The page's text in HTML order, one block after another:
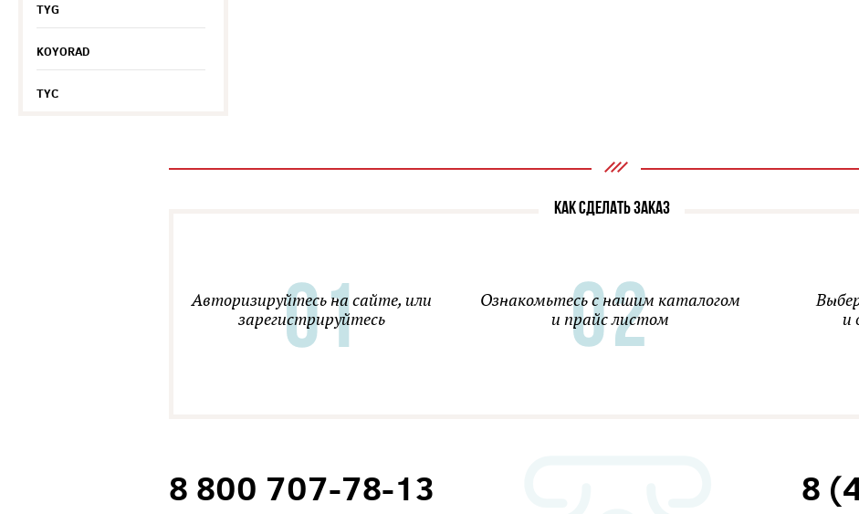
TYG
KOYORAD
TYC
КАК СДЕЛАТЬ ЗАКАЗ
Авторизируйтесь на сайте, или
зарегистрируйтесь
Ознакомьтесь с нашим каталогом
и прайс листом
и
8 800 707-78-13
8